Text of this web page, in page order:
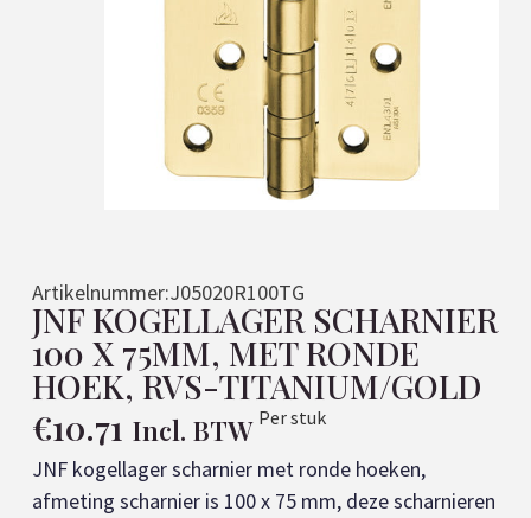
Artikelnummer:J05020R100TG
JNF KOGELLAGER SCHARNIER
100 X 75MM, MET RONDE
HOEK, RVS-TITANIUM/GOLD
€10.71 Incl. BTW Per stuk
JNF kogellager scharnier met ronde hoeken,
afmeting scharnier is 100 x 75 mm, deze scharnieren